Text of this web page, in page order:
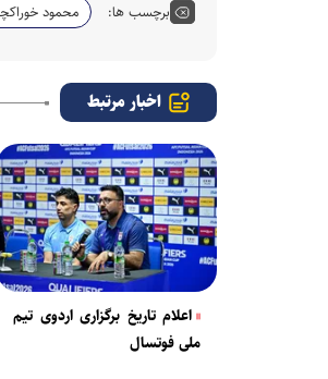
برچسب ها: محمود
اخبار مرتبط
اعلام تاریخ برگزاری اردوی تیم
ملی فوتسال